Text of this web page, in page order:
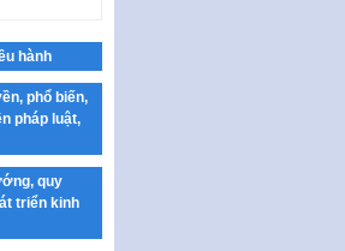
thi
nền tảng tư
toán kinh
hoàn
ứng
hành
phổ biến,
pháp luật,
quy
triển kinh